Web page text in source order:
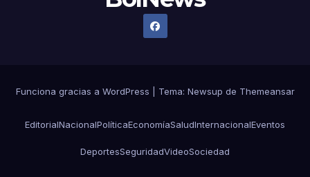
Funciona gracias a WordPress Tema: Newsup de Themeansar
EditorialNacionalPolíticaEconomíaSaludInternacionalEventos
DeportesSeguridadVideoSociedad